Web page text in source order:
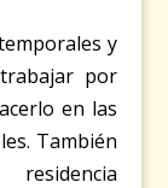
y
por
en las
También